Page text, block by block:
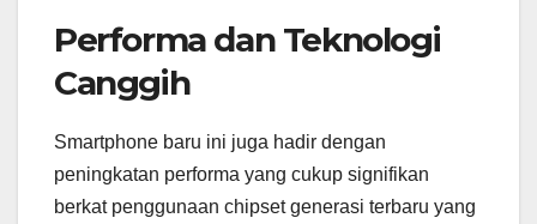
Performa dan Teknologi
Canggih
Smartphone baru ini juga hadir dengan
peningkatan performa yang cukup signifikan
berkat penggunaan chipset generasi terbaru yang